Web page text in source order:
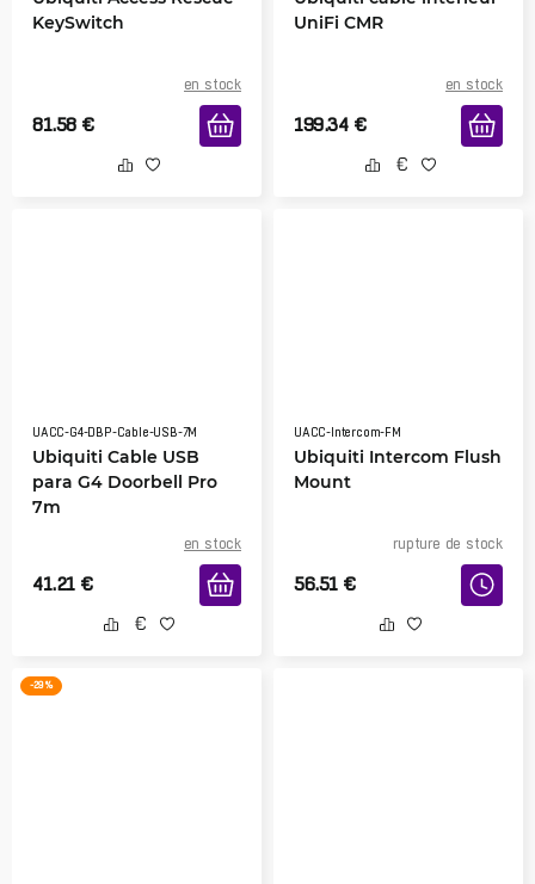
KeySwitch
en stock
81.58 €
UniFi CMR
en stock
199.34 €
UACC-G4-DBP-Cable-USB-7M
Ubiquiti Cable USB
para G4 Doorbell Pro
7m
en stock
41.21 €
UACC-Intercom-FM
Ubiquiti Intercom Flush
Mount
rupture de stock
56.51 €
-29 %